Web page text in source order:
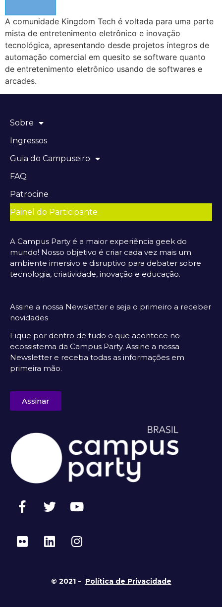
A comunidade Kingdom Tech é voltada para uma parte
mista de entretenimento eletrônico e inovação
tecnológica, apresentando desde projetos íntegros de
automação comercial em quesito se software quanto
de entretenimento eletrônico usando de softwares e
arcades.
Sobre
Ingressos
Guia do Campuseiro
FAQ
Patrocine
Painel do Participante
A Campus Party é a maior experiência geek do
mundo! Nosso objetivo é criar cada vez mais um
ambiente imersivo e disruptivo para debater sobre
tecnologia, criatividade, inovação e educação.
Assine a nossa Newsletter e seja o primeiro a receber
novidades
Fique por dentro de tudo o que acontece no
ecossistema da Campus Party. Assine a nossa
Newsletter e receba todas as informações em
primeira mão.
Assinar
© 2021 – Política de Privacidade